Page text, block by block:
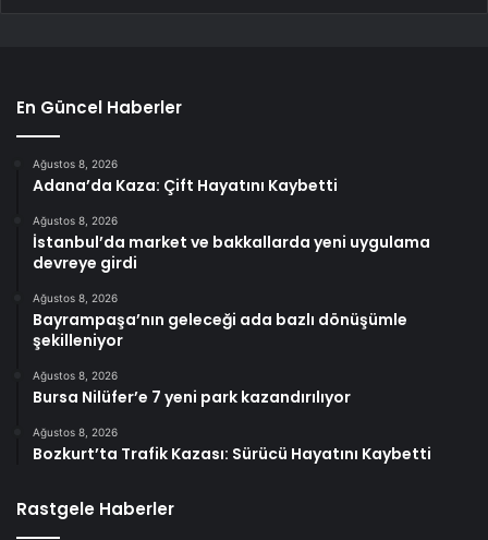
En Güncel Haberler
Ağustos 8, 2026
Adana’da Kaza: Çift Hayatını Kaybetti
Ağustos 8, 2026
İstanbul’da market ve bakkallarda yeni uygulama
devreye girdi
Ağustos 8, 2026
Bayrampaşa’nın geleceği ada bazlı dönüşümle
şekilleniyor
Ağustos 8, 2026
Bursa Nilüfer’e 7 yeni park kazandırılıyor
Ağustos 8, 2026
Bozkurt’ta Trafik Kazası: Sürücü Hayatını Kaybetti
Rastgele Haberler